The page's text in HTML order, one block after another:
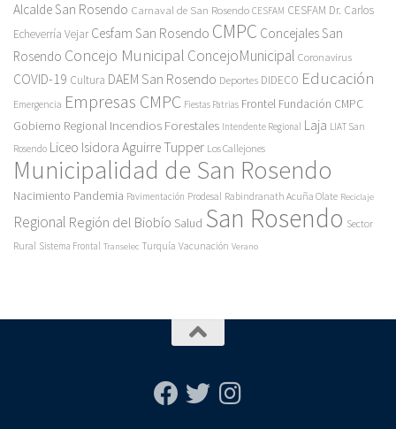
Alcalde San Rosendo Carnaval de San Rosendo CESFAM CESFAM Dr. Carlos
Echeverría Vejar Cesfam San Rosendo CMPC Concejales San
Rosendo Concejo Municipal ConcejoMunicipal Coronavirus
COVID-19 Cultura DAEM San Rosendo Deportes DIDECO Educación
Emergencia Empresas CMPC Fiestas Patrias Frontel Fundación CMPC
Gobierno Regional Incendios Forestales Intendente Regional Laja LIAT San
Rosendo Liceo Isidora Aguirre Tupper Los Callejones
Municipalidad de San Rosendo
Nacimiento Pandemia Pavimentación Prodesal Rabindranath Acuña Olate Reciclaje
Regional Región del Biobío Salud San Rosendo Sector
Rural Sistema Frontal Transelec Turquía Vacunación Verano